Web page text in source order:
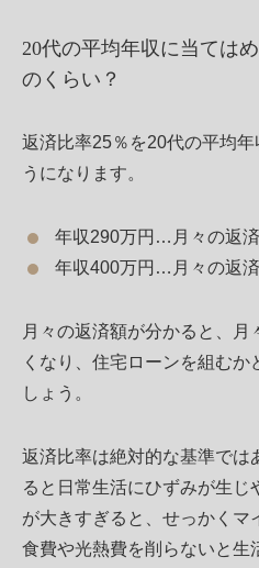
20代の平均年収に当ては
のくらい？
返済比率25％を20代の平均
うになります。
年収290万円…月々の返
年収400万円…月々の返
月々の返済額が分かると、
くなり、住宅ローンを組む
しょう。
返済比率は絶対的な基準では
ると日常生活にひずみが生
が大きすぎると、せっかくマ
食費や光熱費を削らないと